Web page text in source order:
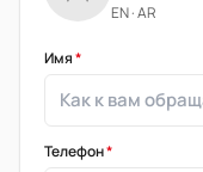
EN · AR
Имя*
Телефон*